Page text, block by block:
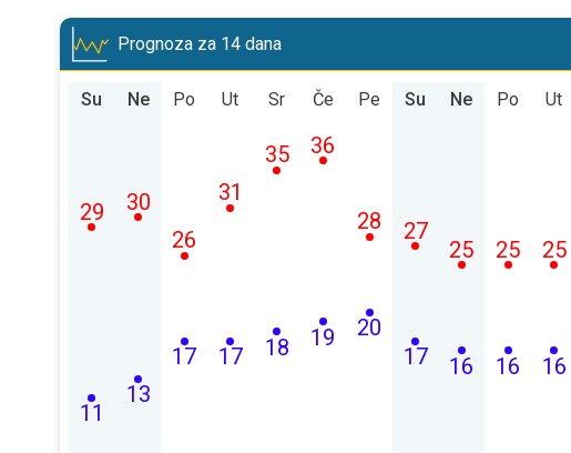
Prognoza za 14 dana
Su
11
29
Ne
13
30
Po
17
26
Ut
17
31
Sr
18
35
Če
19
36
Pe
20
28
Su
17
27
Ne
16
25
Po
16
25
Ut
16
25